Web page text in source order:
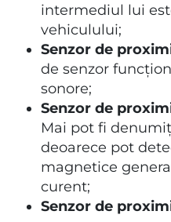
intermediul lui
vehiculului;
Senzor de
de senzor
sonore;
Senzor de
Mai pot fi
deoarece pot
magnetice
curent;
Senzor de